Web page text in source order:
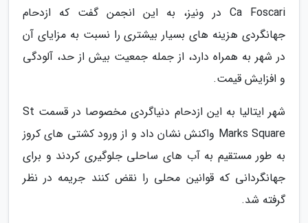
Ca Foscari در ونیز، به این انجمن گفت که ازدحام
جهانگردی هزینه های بسیار بیشتری را نسبت به مزایای آن
در شهر به همراه دارد، از جمله جمعیت بیش از حد، آلودگی
و افزایش قیمت.
شهر ایتالیا به این ازدحام دنیاگردی مخصوصا در قسمت St
Marks Square واکنش نشان داد و از ورود کشتی های کروز
به طور مستقیم به آب های ساحلی جلوگیری کردند و برای
جهانگردانی که قوانین محلی را نقض کنند جریمه در نظر
گرفته شد.